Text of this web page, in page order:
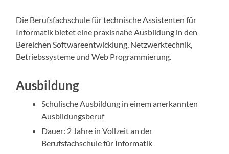
Die Berufsfachschule für technische Assistenten für
Informatik bietet eine praxisnahe Ausbildung in den
Bereichen Softwareentwicklung, Netzwerktechnik,
Betriebssysteme und Web Programmierung.
Ausbildung
Schulische Ausbildung in einem anerkannten
Ausbildungsberuf
Dauer: 2 Jahre in Vollzeit an der
Berufsfachschule für Informatik